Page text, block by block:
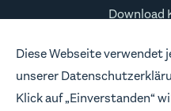
Diese Webseite verwendet
unserer
Klick auf „Einverstanden“
Download